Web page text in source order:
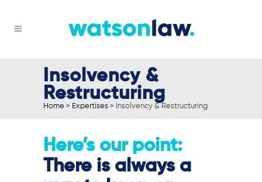
Insolvency &
Restructuring
Home > Expertises > Insolvency & Restructuring
Here’s our point:
There is always a